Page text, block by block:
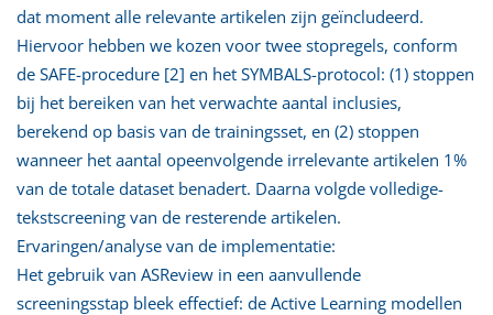
dat moment alle relevante artikelen zijn geïncludeerd.
Hiervoor hebben we kozen voor twee stopregels, conform
de SAFE-procedure [2] en het SYMBALS-protocol: (1) stoppen
bij het bereiken van het verwachte aantal inclusies,
berekend op basis van de trainingsset, en (2) stoppen
wanneer het aantal opeenvolgende irrelevante artikelen 1%
van de totale dataset benadert. Daarna volgde volledige-
tekstscreening van de resterende artikelen.
Ervaringen/analyse van de implementatie:
Het gebruik van ASReview in een aanvullende
screeningsstap bleek effectief: de Active Learning modellen